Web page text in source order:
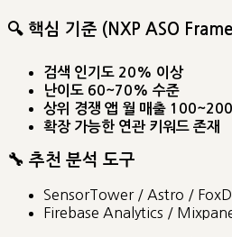
🔍 핵심 기준 (NXP ASO
검색 인기도 20% 이상
난이도 60~70% 수준
상위 경쟁 앱 월 매출
확장 가능한 연관 키워드 존재
🔧 추천 분석 도구
SensorTower / Astro /
Firebase Analytics /